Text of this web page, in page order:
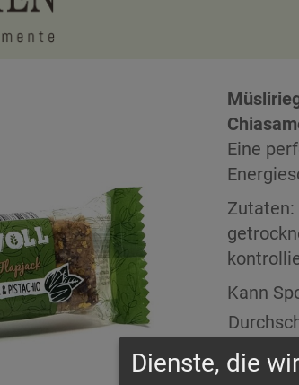
Eine
Zutaten:
Kann
Dienste, die